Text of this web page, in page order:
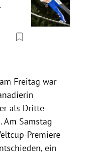
Freitag war
als Dritte
Am Samstag
Premiere
ein